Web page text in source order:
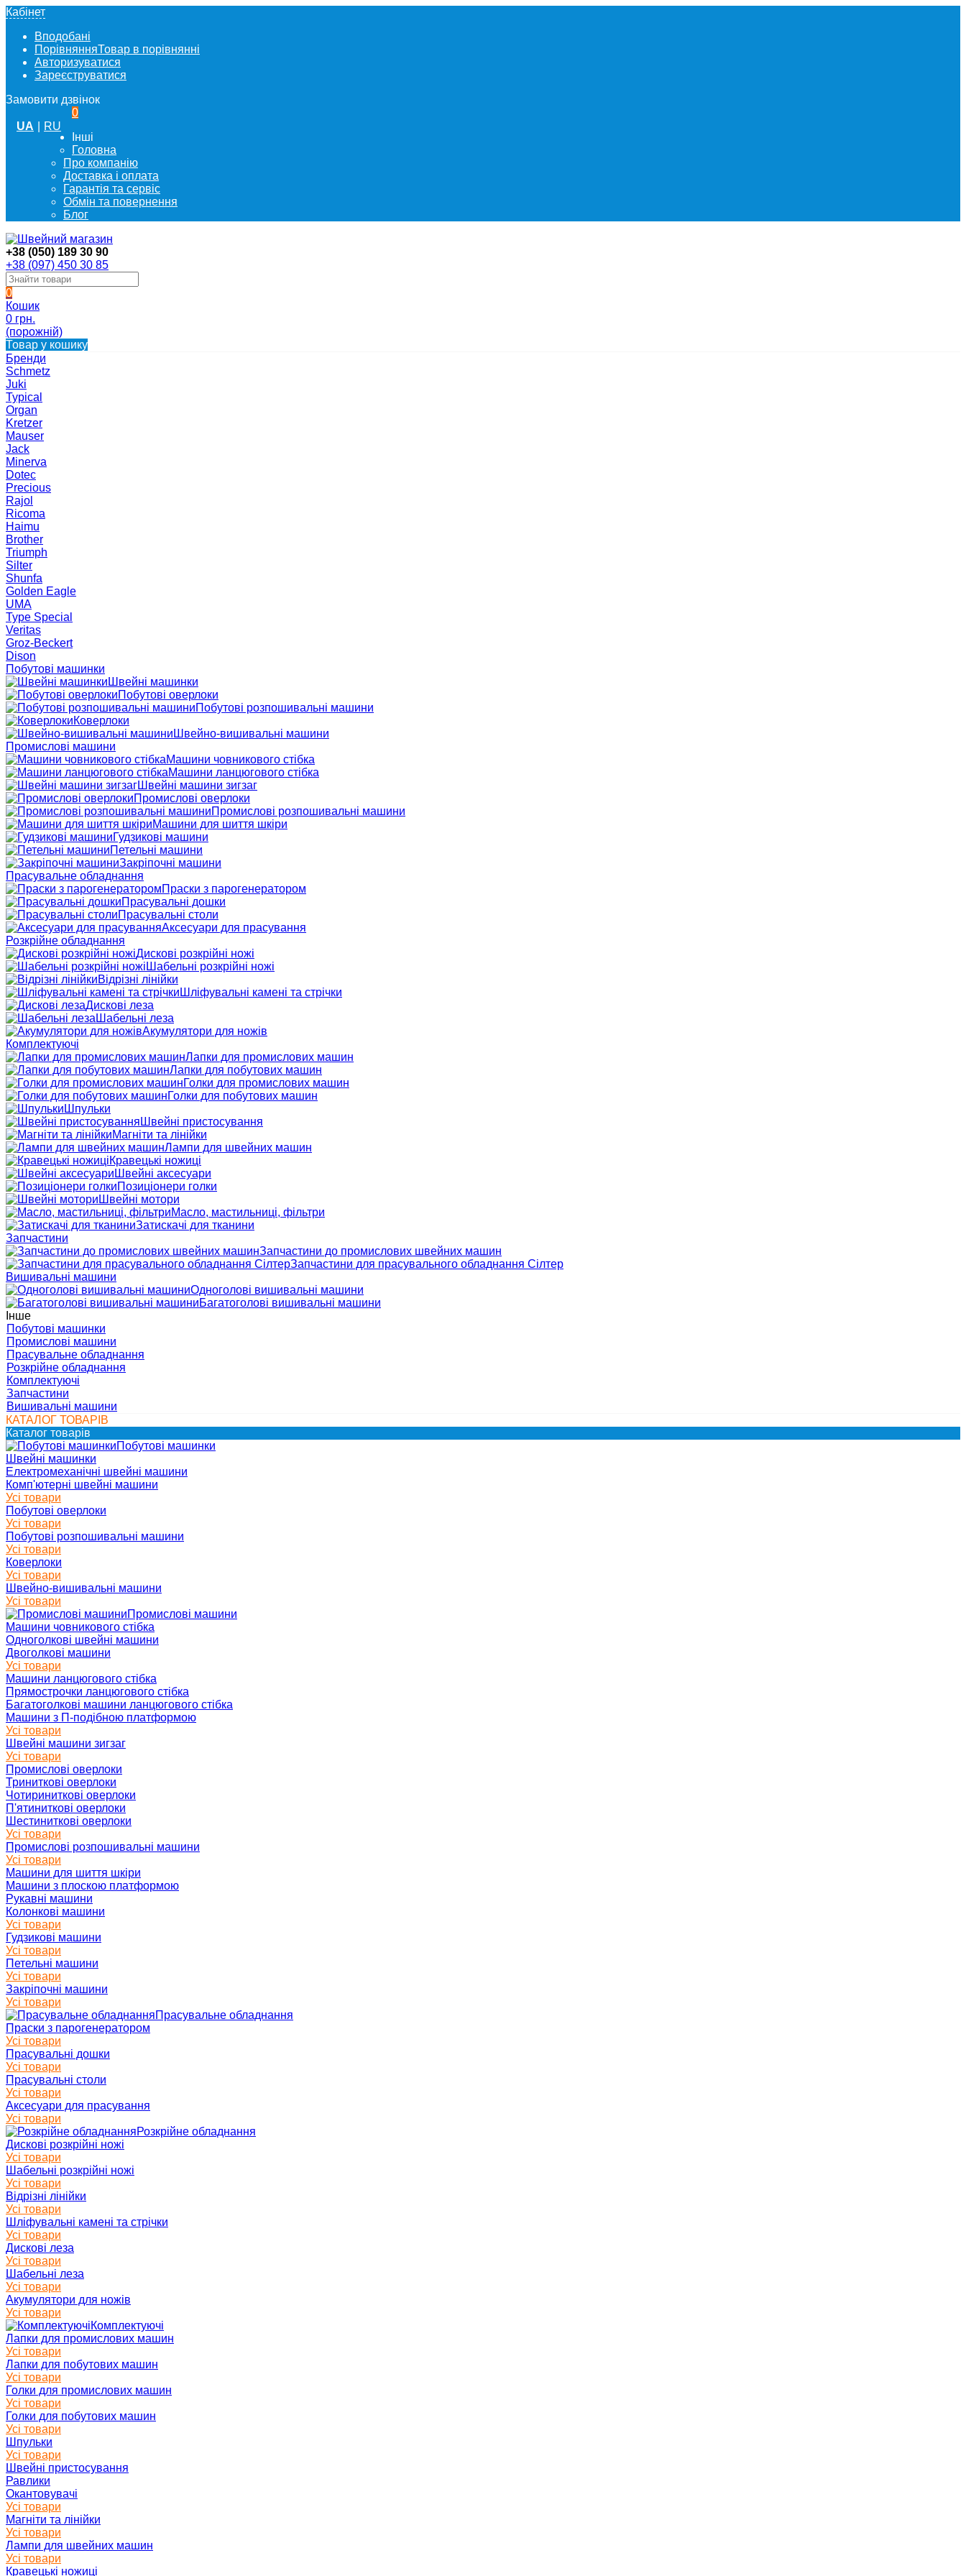
Кабінет
Вподобані
ПорівнянняТовар в порівнянні
Авторизуватися
Зареєструватися
Замовити дзвінок
UA RU
0
Інші
Головна
Про компанію
Доставка і оплата
Гарантія та сервіс
Обмін та повернення
Блог
+38 (050) 189 30 90
+38 (097) 450 30 85
0
Кошик
0 грн.
(порожній)
Товар у кошику
Бренди
Schmetz
Juki
Typical
Organ
Kretzer
Mauser
Jack
Minerva
Dotec
Precious
Rajol
Ricoma
Haimu
Brother
Triumph
Silter
Shunfa
Golden Eagle
UMA
Type Special
Veritas
Groz-Beckert
Dison
Побутові машинки
Швейні машинки
Побутові оверлоки
Побутові розпошивальні машини
Коверлоки
Швейно-вишивальні машини
Промислові машини
Машини човникового стібка
Машини ланцюгового стібка
Швейні машини зигзаг
Промислові оверлоки
Промислові розпошивальні машини
Машини для шиття шкіри
Гудзикові машини
Петельні машини
Закріпочні машини
Прасувальне обладнання
Праски з парогенератором
Прасувальні дошки
Прасувальні столи
Аксесуари для прасування
Розкрійне обладнання
Дискові розкрійні ножі
Шабельні розкрійні ножі
Відрізні лінійки
Шліфувальні камені та стрічки
Дискові леза
Шабельні леза
Акумулятори для ножів
Комплектуючі
Лапки для промислових машин
Лапки для побутових машин
Голки для промислових машин
Голки для побутових машин
Шпульки
Швейні пристосування
Магніти та лінійки
Лампи для швейних машин
Кравецькі ножиці
Швейні аксесуари
Позиціонери голки
Швейні мотори
Масло, мастильниці, фільтри
Затискачі для тканини
Запчастини
Запчастини до промислових швейних машин
Запчастини для прасувального обладнання Сілтер
Вишивальні машини
Одноголові вишивальні машини
Багатоголові вишивальні машини
Інше
Побутові машинки
Промислові машини
Прасувальне обладнання
Розкрійне обладнання
Комплектуючі
Запчастини
Вишивальні машини
КАТАЛОГ ТОВАРІВ
Каталог товарів
Побутові машинки
Швейні машинки
Електромеханічні швейні машини
Комп'ютерні швейні машини
Усі товари
Побутові оверлоки
Усі товари
Побутові розпошивальні машини
Усі товари
Коверлоки
Усі товари
Швейно-вишивальні машини
Усі товари
Промислові машини
Машини човникового стібка
Одноголкові швейні машини
Двоголкові машини
Усі товари
Машини ланцюгового стібка
Прямострочки ланцюгового стібка
Багатоголкові машини ланцюгового стібка
Машини з П-подібною платформою
Усі товари
Швейні машини зигзаг
Усі товари
Промислові оверлоки
Триниткові оверлоки
Чотириниткові оверлоки
П'ятиниткові оверлоки
Шестиниткові оверлоки
Усі товари
Промислові розпошивальні машини
Усі товари
Машини для шиття шкіри
Машини з плоскою платформою
Рукавні машини
Колонкові машини
Усі товари
Гудзикові машини
Усі товари
Петельні машини
Усі товари
Закріпочні машини
Усі товари
Прасувальне обладнання
Праски з парогенератором
Усі товари
Прасувальні дошки
Усі товари
Прасувальні столи
Усі товари
Аксесуари для прасування
Усі товари
Розкрійне обладнання
Дискові розкрійні ножі
Усі товари
Шабельні розкрійні ножі
Усі товари
Відрізні лінійки
Усі товари
Шліфувальні камені та стрічки
Усі товари
Дискові леза
Усі товари
Шабельні леза
Усі товари
Акумулятори для ножів
Усі товари
Комплектуючі
Лапки для промислових машин
Усі товари
Лапки для побутових машин
Усі товари
Голки для промислових машин
Усі товари
Голки для побутових машин
Усі товари
Шпульки
Усі товари
Швейні пристосування
Равлики
Окантовувачі
Усі товари
Магніти та лінійки
Усі товари
Лампи для швейних машин
Усі товари
Кравецькі ножиці